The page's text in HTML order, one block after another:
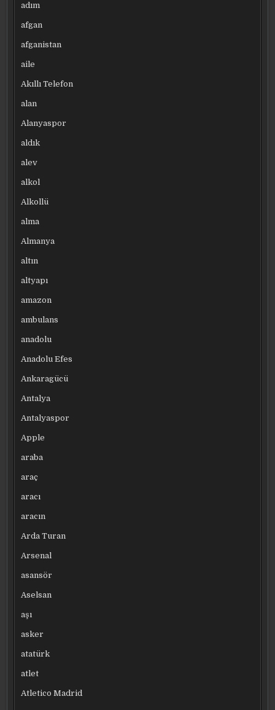
adım
afgan
afganistan
aile
Akıllı Telefon
alan
Alanyaspor
aldık
alev
alkol
Alkollü
alma
Almanya
altın
altyapı
amazon
ambulans
anadolu
Anadolu Efes
Ankaragücü
Antalya
Antalyaspor
Apple
araba
araç
aracı
aracın
Arda Turan
Arsenal
asansör
Aselsan
aşı
asker
atatürk
atlet
Atletico Madrid